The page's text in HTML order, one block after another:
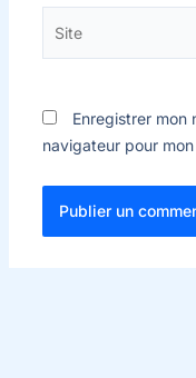
Enregistrer mon
navigateur pour